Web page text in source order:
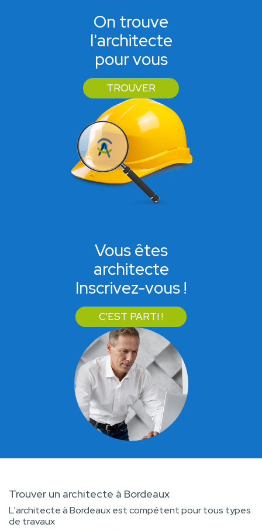
On trouve
l'architecte
pour vous
TROUVER
Vous êtes
architecte
Inscrivez-vous !
C'EST PARTI !
Trouver un architecte à Bordeaux
L'architecte à Bordeaux est compétent pour tous types
de travaux